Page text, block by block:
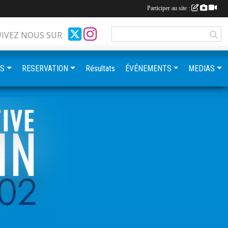
NOUS SUR
RESERVATION Résultats ÉVÉNEMENTS MEDIAS
Participer au site :